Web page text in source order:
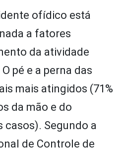
ofídico está
a fatores
da atividade
pé e a perna das
mais atingidos (71%
da mão e do
casos). Segundo a
de Controle de